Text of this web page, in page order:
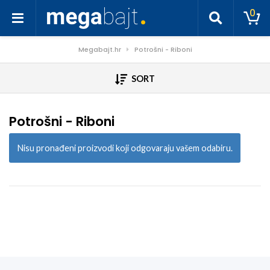
0
Megabajt.hr Potrošni - Riboni
SORT
Potrošni - Riboni
Nisu pronađeni proizvodi koji odgovaraju vašem odabiru.